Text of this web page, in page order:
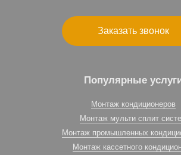
Заказать звонок
Популярные
Монтаж кондиционеров
Монтаж мульти сплит
Монтаж промышленных
Монтаж кассетного